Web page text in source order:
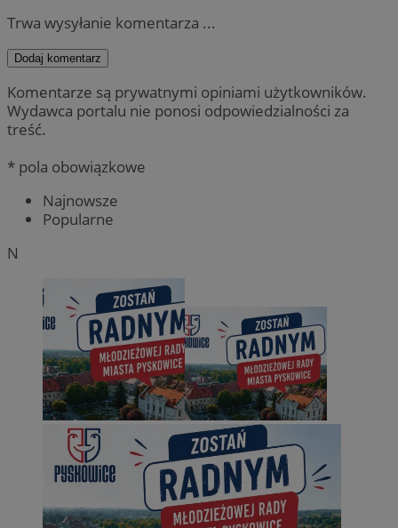
Trwa wysyłanie komentarza ...
Dodaj komentarz
Komentarze są prywatnymi opiniami użytkowników.
Wydawca portalu nie ponosi odpowiedzialności za
treść.
* pola obowiązkowe
Najnowsze
Popularne
N